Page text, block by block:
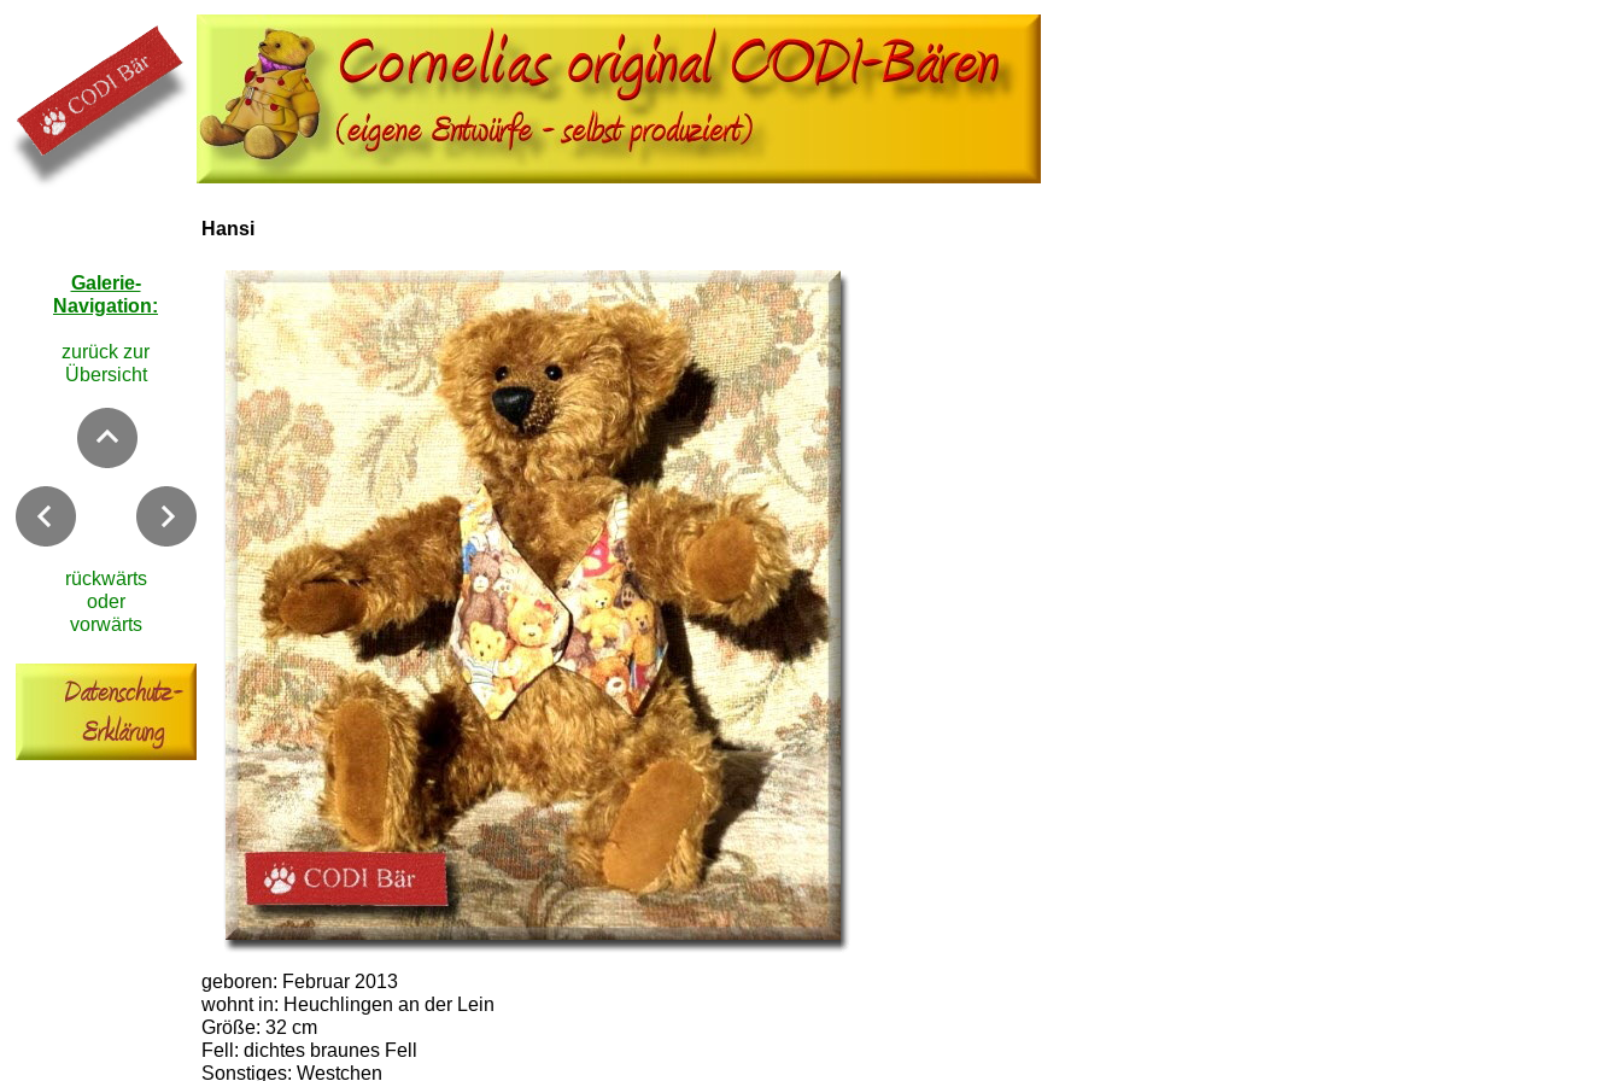
Galerie-
Navigation:
zurück zur
Übersicht
rückwärts
oder
vorwärts
Hansi
geboren: Februar 2013
wohnt in: Heuchlingen an der Lein
Größe: 32 cm
Fell: dichtes braunes Fell
Sonstiges: Westchen